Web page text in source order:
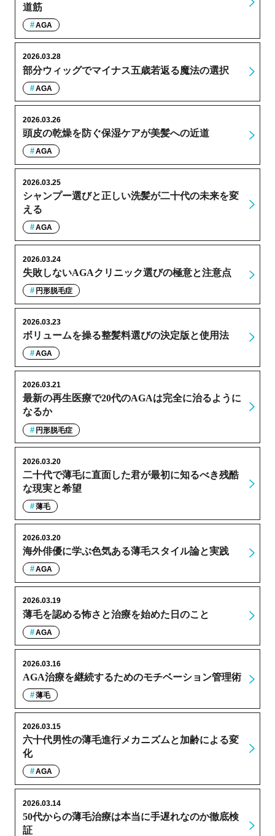
道筋
AGA
部分ウィッグでマイナス五歳若返る魔法の選択
2026.03.28
AGA
頭皮の乾燥を防ぐ保湿ケアが美髪への近道
2026.03.26
AGA
シャンプー選びと正しい洗髪が二十代の未来を変
える
2026.03.25
AGA
失敗しないAGAクリニック選びの極意と注意点
2026.03.24
円形脱毛症
ボリュームを操る整髪料選びの決定版と使用法
2026.03.23
AGA
最新の再生医療で20代のAGAは完全に治るように
なるか
2026.03.21
円形脱毛症
二十代で薄毛に直面した君が最初に知るべき残酷
な現実と希望
2026.03.20
薄毛
海外俳優に学ぶ色気ある薄毛スタイル論と実践
2026.03.20
AGA
薄毛を認める怖さと治療を始めた日のこと
2026.03.19
AGA
AGA治療を継続するためのモチベーション管理術
2026.03.16
薄毛
六十代男性の薄毛進行メカニズムと加齢による変
化
2026.03.15
AGA
50代からの薄毛治療は本当に手遅れなのか徹底検
証
2026.03.14